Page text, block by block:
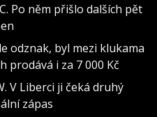
Po něm přišlo dalších pět
odznak, byl mezi klukama
prodává i za 7 000 Kč
V Liberci ji čeká druhý
zápas